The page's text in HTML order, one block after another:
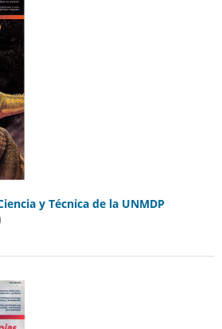
y Técnica de la UNMDP